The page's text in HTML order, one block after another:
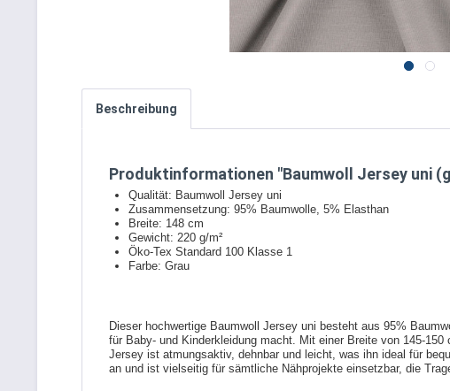
Beschreibung
Produktinformationen "Baumwoll Jersey uni
Qualität: Baumwoll Jersey uni
Zusammensetzung: 95% Baumwolle, 5% Elasthan
Breite: 148 cm
Gewicht: 220 g/m²
Öko-Tex Standard 100 Klasse 1
Farbe: Grau
Dieser hochwertige Baumwoll Jersey uni besteht aus 95%
für Baby- und Kinderkleidung macht. Mit einer Breite von 145-
Jersey ist atmungsaktiv, dehnbar und leicht, was ihn ideal für
an und ist vielseitig für sämtliche Nähprojekte einsetzbar, die